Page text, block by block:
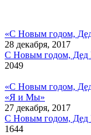
«С Новым годом,
28 декабря, 2017
С Новым годом, Дед
2049
«С Новым годом,
«Я и Мы»
27 декабря, 2017
С Новым годом, Дед
1644